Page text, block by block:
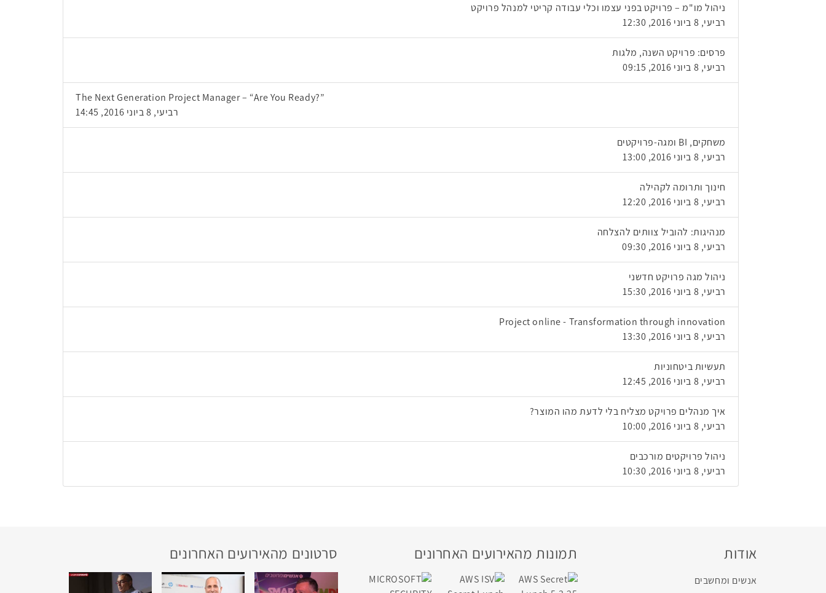
ניהול מו"מ – פרויקט בפני עצמו וכלי עבודה קריטי למנהל פרויקט
רביעי, 8 ביוני 2016, 12:30
פרסים: פרויקט השנה, מלגות
רביעי, 8 ביוני 2016, 09:15
The Next Generation Project Manager – “Are You Ready?”
רביעי, 8 ביוני 2016, 14:45
משחקים, BI ומגה-פרויקטים
רביעי, 8 ביוני 2016, 13:00
חינוך ותרומה לקהילה
רביעי, 8 ביוני 2016, 12:20
מנהיגות: להוביל צוותים להצלחה
רביעי, 8 ביוני 2016, 09:30
ניהול מגה פרויקט חדשני
רביעי, 8 ביוני 2016, 15:30
Project online - Transformation through innovation
רביעי, 8 ביוני 2016, 13:30
תעשיות ביטחוניות
רביעי, 8 ביוני 2016, 12:45
איך מנהלים פרויקט מצליח בלי לדעת מהו המוצר?
רביעי, 8 ביוני 2016, 10:00
ניהול פרויקטים מורכבים
רביעי, 8 ביוני 2016, 10:30
אודות
אנשים ומחשבים
תמונות מהאירועים האחרונים סרטונים מהאירועים האחרונים